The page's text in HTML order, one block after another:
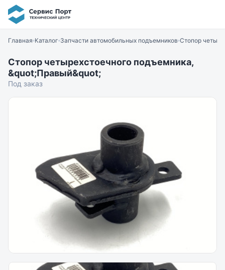
Главная Каталог Запчасти автомобильных подъемников Стопор
Стопор четырехстоечного подъемника,
&quot;Правый&quot;
Под заказ